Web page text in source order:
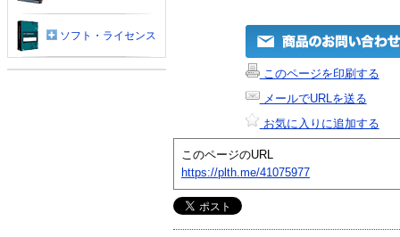
このページを印刷する
メールでURLを送る
お気に入りに追加する
このページのURL
https://plth.me/41075977
ソフト・ライセンス